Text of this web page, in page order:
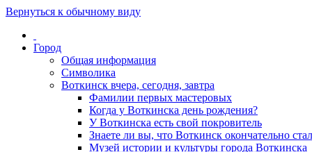
Вернуться к обычному виду
Город
Общая информация
Символика
Воткинск вчера, сегодня, завтра
Фамилии первых мастеровых
Когда у Воткинска день рождения?
У Воткинска есть свой покровитель
Знаете ли вы, что Воткинск окончательно
Музей истории и культуры города Воткинска